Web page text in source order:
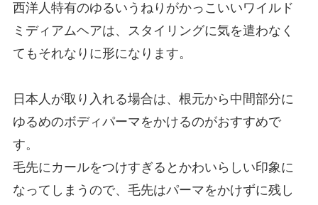
西洋人特有のゆるいうねりがかっこいいワイルド
ミディアムヘアは、スタイリングに気を遣わなく
てもそれなりに形になります。
日本人が取り入れる場合は、根元から中間部分に
ゆるめのボディパーマをかけるのがおすすめで
す。
毛先にカールをつけすぎるとかわいらしい印象に
なってしまうので、毛先はパーマをかけずに残し